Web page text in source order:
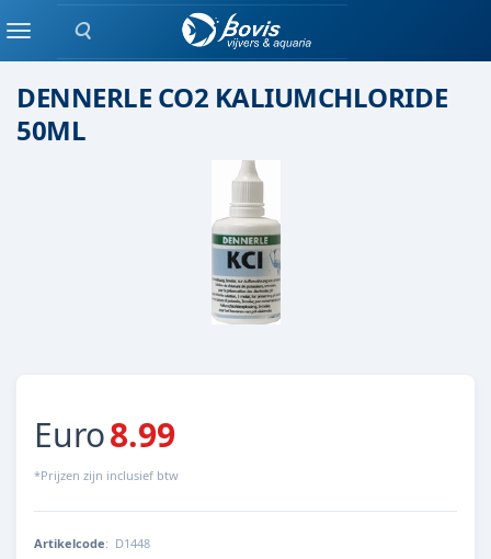
Zoeken
MenuMeet / test aparatuur
DENNERLE CO2 KALIUMCHLORIDE
50ML
Euro8.99
*Prijzen zijn inclusief btw
Artikelcode: D1448